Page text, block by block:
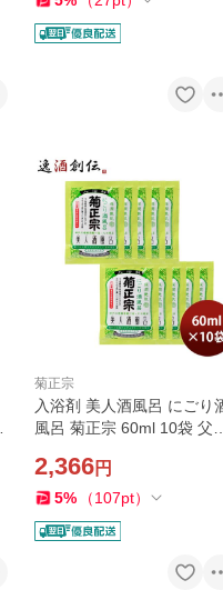
菊正宗
入浴剤 美人酒風呂 にごり
風呂 菊正宗 60ml 10袋 父親
中元 夏ギフト 暑中見舞い
2,366円
5% （107pt）